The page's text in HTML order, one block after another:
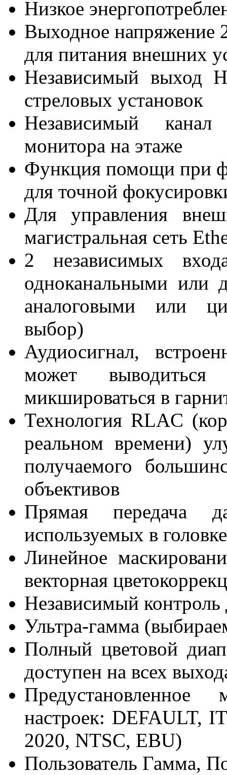
Низкое
Выходное напряжение
для питания внешних
Независимый выход
стреловых установок
Независимый
монитора на этаже
Функция помощи при
для точной
Для управления
магистральная сеть
2 независимых
одноканальными или
аналоговыми или
выбор)
Аудиосигнал,
может
микшироваться в
Технология RLAC
реальном времени)
получаемого
объективов
Прямая передача
используемых в
Линейное
векторная
Независимый
Ультра-гамма
Полный цветовой
доступен на всех
настроек: DEFAULT,
2020, NTSC, EBU)
Пользователь Гамма,